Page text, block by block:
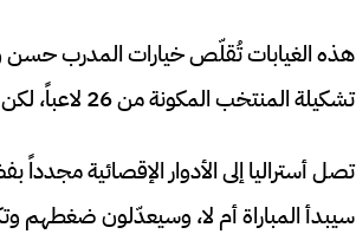
هذه الغيابات تُقلّص خيارات المدرب حسن
تشكيلة المنتخب المكونة من 26 لاعباً، لكن التناوب والتخطيط للطوارئ سيخضعان للاختبار في الوقت الفعلي.
تصل أستراليا إلى الأدوار الإقصائية
سيبدأ المباراة أم لا، وسيعدّلون ضغطهم